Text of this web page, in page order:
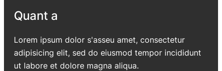
Quant a
Lorem ipsum dolor s'asseu amet, consectetur
adipisicing elit, sed do eiusmod tempor incididunt
ut labore et dolore magna aliqua.